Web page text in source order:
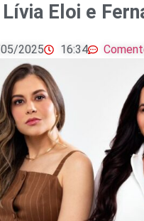
Eloi e
2025 16:34